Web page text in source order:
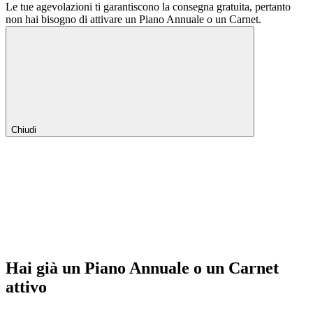
Le tue agevolazioni ti garantiscono la consegna gratuita, pertanto
non hai bisogno di attivare un Piano Annuale o un Carnet.
Chiudi
Hai già un Piano Annuale o un Carnet
attivo